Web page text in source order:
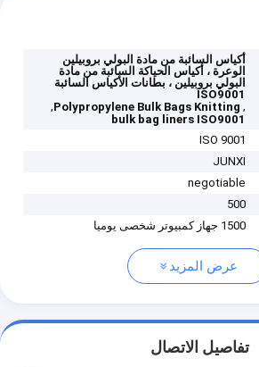
أكياس السائبة من مادة البولي بروبيلين
الوعرة ، أكياس الحياكة السائبة من مادة
البولي بروبيلين ، بطانات الأكياس السائبة
ISO9001
,
Polypropylene Bulk Bags Knitting
,
bulk bag liners ISO9001
ISO 9001
JUNXI
negotiable
500
1500 جهاز كمبيوتر شخصى يوميا
عرض المزيد
تفاصيل الاتصال